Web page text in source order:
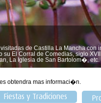
de Castilla La Mancha con
El Corral de Comedias, siglo
La Iglesia de San Bartolom�, etc.
obtendra mas informaci�n.
Fiestas y Tradiciones